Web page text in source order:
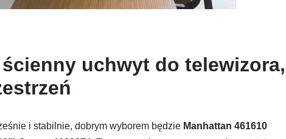
uchwyt do telewizora,
i stabilnie, dobrym wyborem będzie Manhattan 461610